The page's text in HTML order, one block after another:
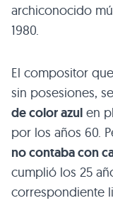
archiconocido
1980.
El compositor
sin posesiones,
de color azul en
por los años 60.
no contaba con
cumplió los 25
correspondiente